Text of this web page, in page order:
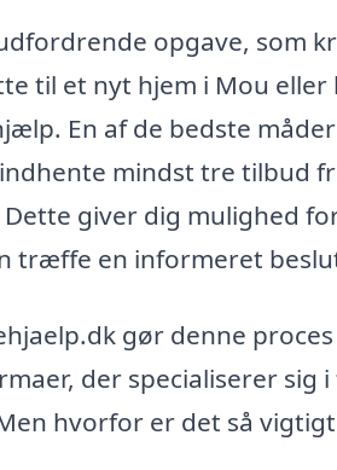
opgave, som
til et nyt hjem i Mou
En af de bedste
mindst tre tilbud
giver dig mulighed
træffe en informeret
gør denne
der specialiserer
hvorfor er det så